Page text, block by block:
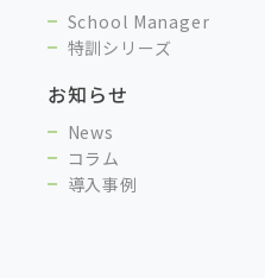
School Manager
特訓シリーズ
お知らせ
News
コラム
導入事例